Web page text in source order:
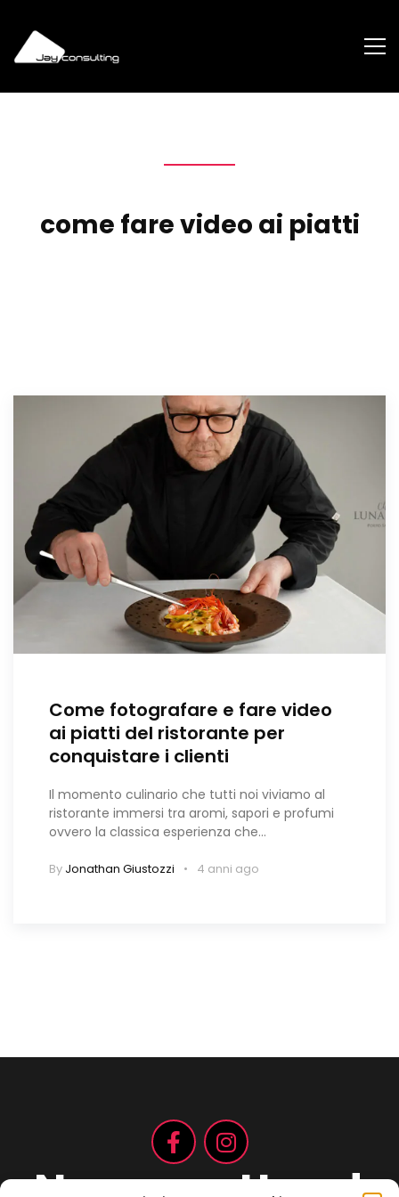
come fare video ai piatti
Come fotografare e fare video
ai piatti del ristorante per
conquistare i clienti
Il momento culinario che tutti noi viviamo al
ristorante immersi tra aromi, sapori e profumi
ovvero la classica esperienza che…
By Jonathan Giustozzi 4 anni ago